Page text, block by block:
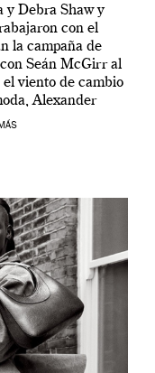
y Debra Shaw y
con el
la campaña de
con Seán McGirr al
viento de cambio
Alexander
una […]